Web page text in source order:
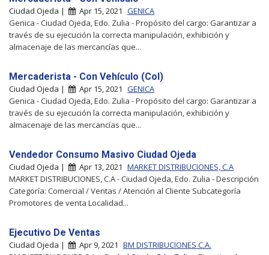
Ciudad Ojeda | Apr 15, 2021 GENICA
Genica - Ciudad Ojeda, Edo. Zulia - Propósito del cargo: Garantizar a
través de su ejecución la correcta manipulación, exhibición y
almacenaje de las mercancías que...
Mercaderista - Con Vehículo (Col)
Ciudad Ojeda | Apr 15, 2021 GENICA
Genica - Ciudad Ojeda, Edo. Zulia - Propósito del cargo: Garantizar a
través de su ejecución la correcta manipulación, exhibición y
almacenaje de las mercancías que...
Vendedor Consumo Masivo Ciudad Ojeda
Ciudad Ojeda | Apr 13, 2021 MARKET DISTRIBUCIONES, C.A
MARKET DISTRIBUCIONES, C.A - Ciudad Ojeda, Edo. Zulia - Descripción
Categoría: Comercial / Ventas / Atención al Cliente Subcategoría
Promotores de venta Localidad...
Ejecutivo De Ventas
Ciudad Ojeda | Apr 9, 2021 BM DISTRIBUCIONES C.A.